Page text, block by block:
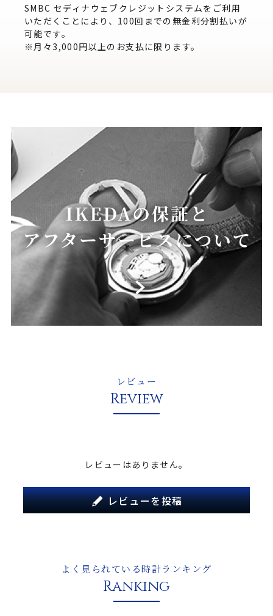
SMBC セディナウェブクレジットシステムをご利用
いただくことにより、100回までの無金利分割払いが
可能です。
※月々3,000円以上のお支払に限ります。
レビュー
Review
レビューはありません。
レビューを投稿
よく見られている時計ランキング
Ranking